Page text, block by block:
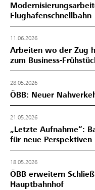
Flughafenschnellbahn
11.06.2026
Arbeiten wo der Zug
zum Business-
28.05.2026
ÖBB: Neuer
21.05.2026
„Letzte Aufnahme“:
für neue Perspektiven
18.05.2026
ÖBB erweitern
Hauptbahnhof